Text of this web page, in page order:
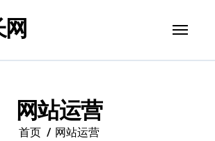
网站运营
首页 网站运营